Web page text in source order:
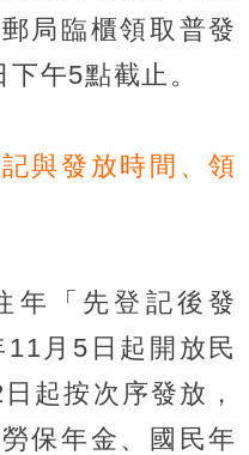
局臨櫃領取普發
午5點截止。
與發放時間、領
年「先登記後發
月5日起開放民
起按次序發放，
保年金、國民年